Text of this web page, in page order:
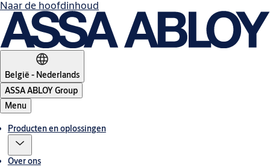
Naar de hoofdinhoud
België - Nederlands
ASSA ABLOY Group
Menu
Producten en oplossingen
Over ons